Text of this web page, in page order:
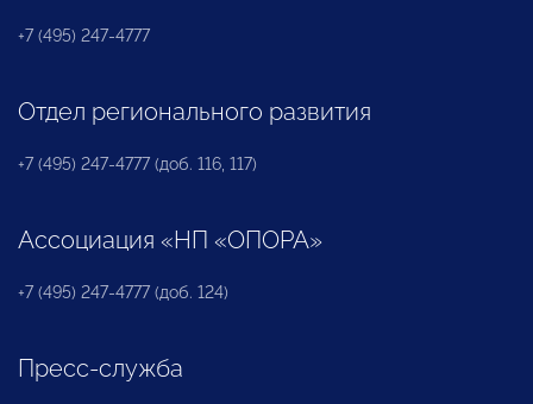
+7 (495) 247-4777
Отдел регионального развития
+7 (495) 247-4777 (доб. 116, 117)
Ассоциация «НП «ОПОРА»
+7 (495) 247-4777 (доб. 124)
Пресс-служба